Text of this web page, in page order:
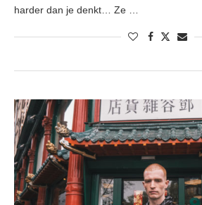
harder dan je denkt… Ze …